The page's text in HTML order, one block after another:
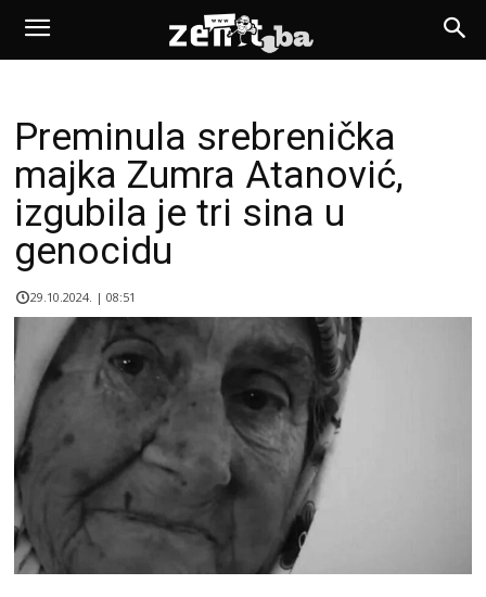
Preminula srebrenička
majka Zumra Atanović,
izgubila je tri sina u
genocidu
29.10.2024. | 08:51